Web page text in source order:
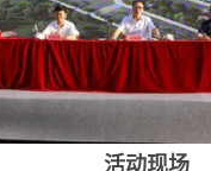
活动现场